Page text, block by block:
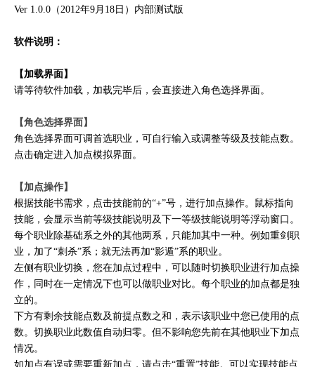
Ver 1.0.0（2012年9月18日）内部测试版
软件说明：
【加载界面】
请等待软件加载，加载完毕后，会直接进入角色选择界面。
【角色选择界面】
角色选择界面可调首选职业，可自行输入或调整等级及技能点数。
点击确定进入加点模拟界面。
【加点操作】
根据技能书需求，点击技能前的“+”号，进行加点操作。鼠标指向
技能，会显示当前等级技能说明及下一等级技能说明等浮动窗口。
每个职业除基础系之外的其他两系，只能加其中一种。例如重剑职
业，加了“刺杀”系；就无法再加“影遁”系的职业。
左侧有职业切换，您在加点过程中，可以随时切换职业进行加点操
作，同时在一定情况下也可以做职业对比。每个职业的加点都是独
立的。
下方有剩余技能点数及前提点数之和，表示该职业中您已使用的点
数。切换职业此数值自动归零。但不影响您先前在其他职业下加点
情况。
如加点有误或需要重新加点，请点击“重置”技能。可以实现技能点